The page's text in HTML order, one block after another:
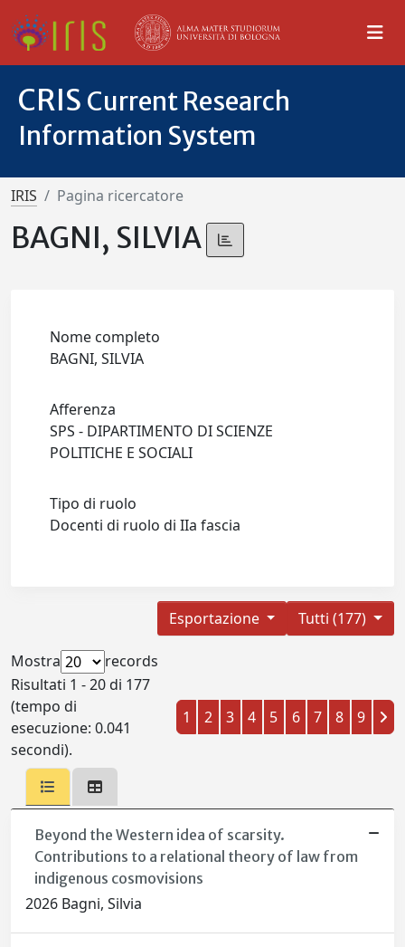
CRIS Current Research
Information System
IRIS Pagina ricercatore
BAGNI, SILVIA
Nome completo
BAGNI, SILVIA
Afferenza
SPS - DIPARTIMENTO DI SCIENZE
POLITICHE E SOCIALI
Tipo di ruolo
Docenti di ruolo di IIa fascia
Tutti (177)
Esportazione
Mostra
records
Risultati 1 - 20 di 177
(tempo di
esecuzione: 0.041
secondi).
1 2 3 4 5 6 7 8 9
Beyond the Western idea of scarsity.
Contributions to a relational theory of law from
indigenous cosmovisions
2026 Bagni, Silvia